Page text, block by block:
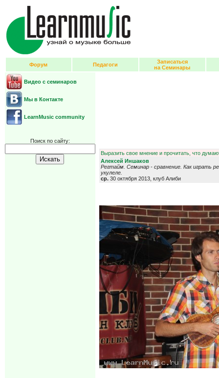
Форум Педагоги
Записаться
на Семинары
Видео с семинаров
Мы в Контакте
LearnMusic community
Поиск по сайту:
Выразить свое мнение и прочитать, что
Алексей Иншаков
Регтайм. Семинар - сравнение. Как играть
укулеле.
ср.30 октября 2013, клуб Алиби